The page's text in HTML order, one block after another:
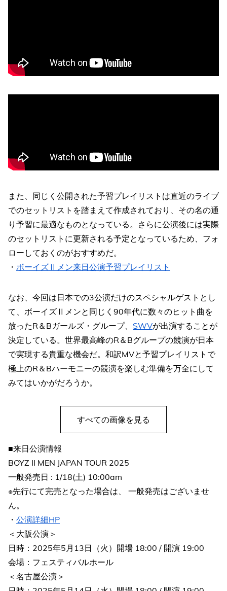
また、同じく公開された予習プレイリストは直近のライブ
でのセットリストを踏まえて作成されており、その名の通
り予習に最適なものとなっている。さらに公演後には実際
のセットリストに更新される予定となっているため、フォ
ローしておくのがおすすめだ。
・ ボーイズⅡメン来日公演予習プレイリスト
なお、今回は日本での3公演だけのスペシャルゲストとし
て、ボーイズⅡメンと同じく90年代に数々のヒット曲を
放ったR＆Bガールズ・グループ、 SWVが出演することが
決定している。世界最高峰のR＆Bグループの競演が日本
で実現する貴重な機会だ。和訳MVと予習プレイリストで
極上のR＆Bハーモニーの競演を楽しむ準備を万全にして
みてはいかがだろうか。
すべての画像を見る
■来日公演情報
BOYZ II MEN JAPAN TOUR 2025
一般発売日 : 1/18(土) 10:00am
※先行にて完売となった場合は、 一般発売はございませ
ん。
・ 公演詳細HP
＜大阪公演＞
日時：2025年5月13日（火）開場 18:00 / 開演 19:00
会場：フェスティバルホール
＜名古屋公演＞